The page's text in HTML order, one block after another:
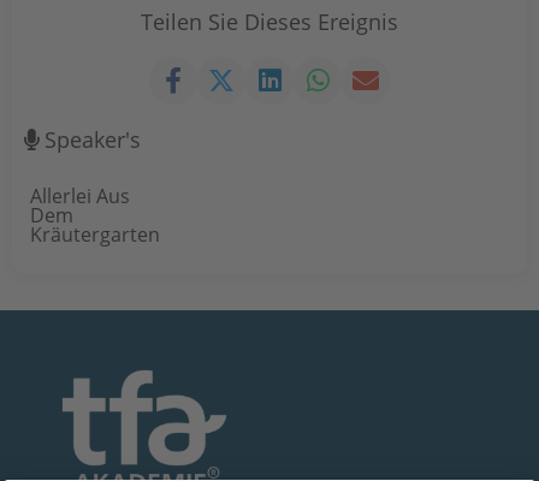
Teilen Sie Dieses Ereignis
Speaker's
Allerlei Aus
Dem
Kräutergarten